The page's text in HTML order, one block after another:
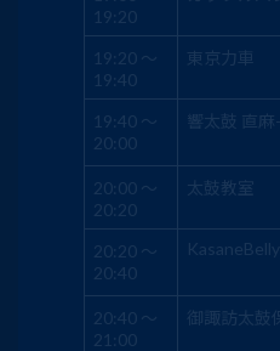
19:20
19:20 ～
19:40
東京力車
19:40 ～
20:00
響太鼓 直
20:00 ～
20:20
太鼓教室
20:20 ～
20:40
20:40 ～
21:00
御諏訪太鼓